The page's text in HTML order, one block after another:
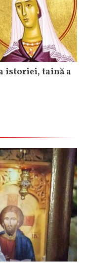
istoriei, taină a